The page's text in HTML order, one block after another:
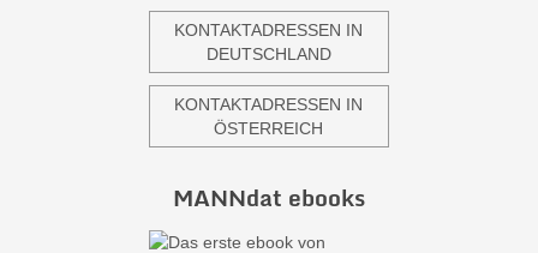
KONTAKTADRESSEN IN
DEUTSCHLAND
KONTAKTADRESSEN IN
ÖSTERREICH
MANNdat ebooks